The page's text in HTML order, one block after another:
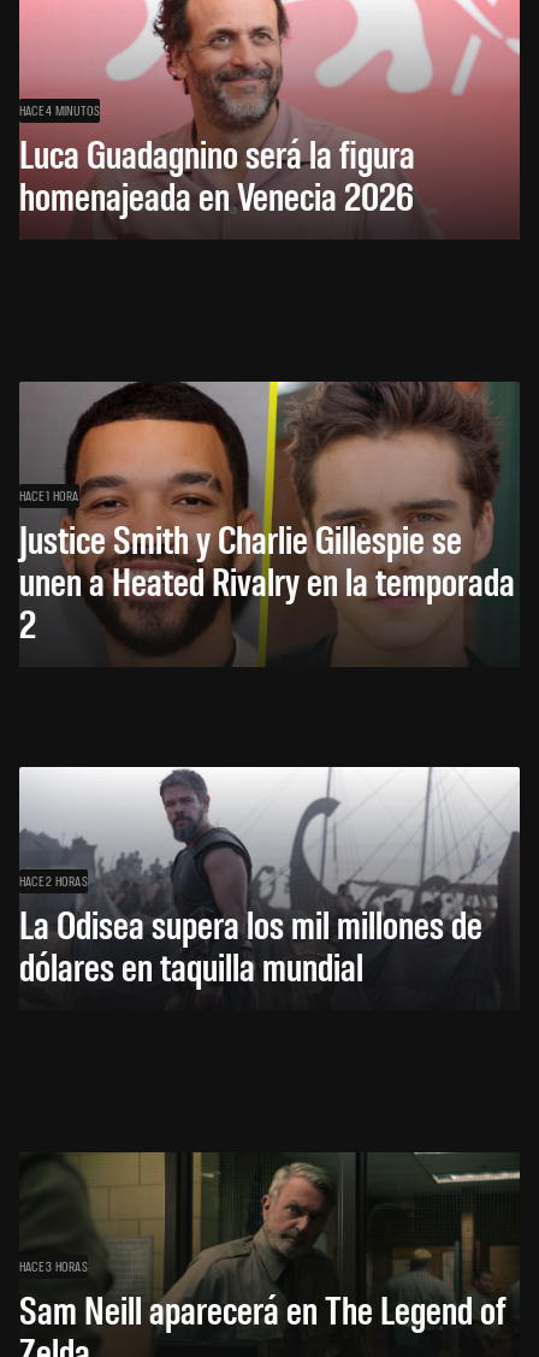
HACE 4 MINUTOS
Luca Guadagnino será la figura
homenajeada en Venecia 2026
HACE 1 HORA
Justice Smith y Charlie Gillespie se
unen a Heated Rivalry en la temporada
2
HACE 2 HORAS
La Odisea supera los mil millones de
dólares en taquilla mundial
HACE 3 HORAS
Sam Neill aparecerá en The Legend of